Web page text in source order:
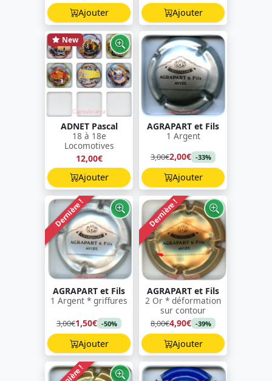
Ajouter
Ajouter
New
ADNET Pascal
18 à 18e
Locomotives
12,00€
Ajouter
AGRAPART et Fils
1 Argent
3,00€2,00€ -33%
Ajouter
Dernière !
AGRAPART et Fils
1 Argent * griffures
3,00€1,50€ -50%
Ajouter
Dernière !
AGRAPART et Fils
2 Or * déformation
sur contour
8,00€4,90€ -39%
Ajouter